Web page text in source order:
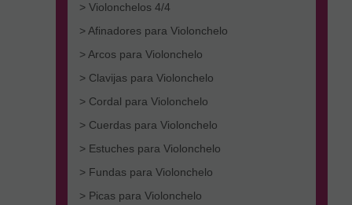
> Violonchelos 4/4
> Afinadores para Violonchelo
> Arcos para Violonchelo
> Clavijas para Violonchelo
> Cordal para Violonchelo
> Cuerdas para Violonchelo
> Estuches para Violonchelo
> Fundas para Violonchelo
> Picas para Violonchelo